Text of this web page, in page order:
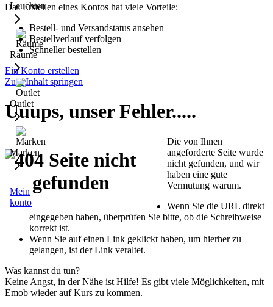
Leuchten
Räume
Outlet
Marken
Mein
konto
Das Erstellen eines Kontos hat viele Vorteile:
Bestell- und Versandstatus ansehen
Bestellverlauf verfolgen
Schneller bestellen
Ein Konto erstellen
Zum Inhalt springen
Uuups, unser Fehler.....
Die von Ihnen
angeforderte Seite wurde
nicht gefunden, und wir
haben eine gute
Vermutung warum.
Wenn Sie die URL direkt
eingegeben haben, überprüfen Sie bitte, ob die Schreibweise
korrekt ist.
Wenn Sie auf einen Link geklickt haben, um hierher zu
gelangen, ist der Link veraltet.
Was kannst du tun?
Keine Angst, in der Nähe ist Hilfe! Es gibt viele Möglichkeiten, mit
Emob wieder auf Kurs zu kommen.